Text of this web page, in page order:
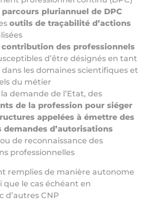
parcours pluriannuel de DPC
outils de traçabilité d’actions
contribution des professionnels
d’être désignés en tant
dans les domaines scientifiques et
du métier
demande de l’Etat, des
de la profession pour siéger
appelées à émettre des
demandes d’autorisations
ou de reconnaissance des
professionnelles
remplies de manière autonome
que le cas échéant en
d’autres CNP